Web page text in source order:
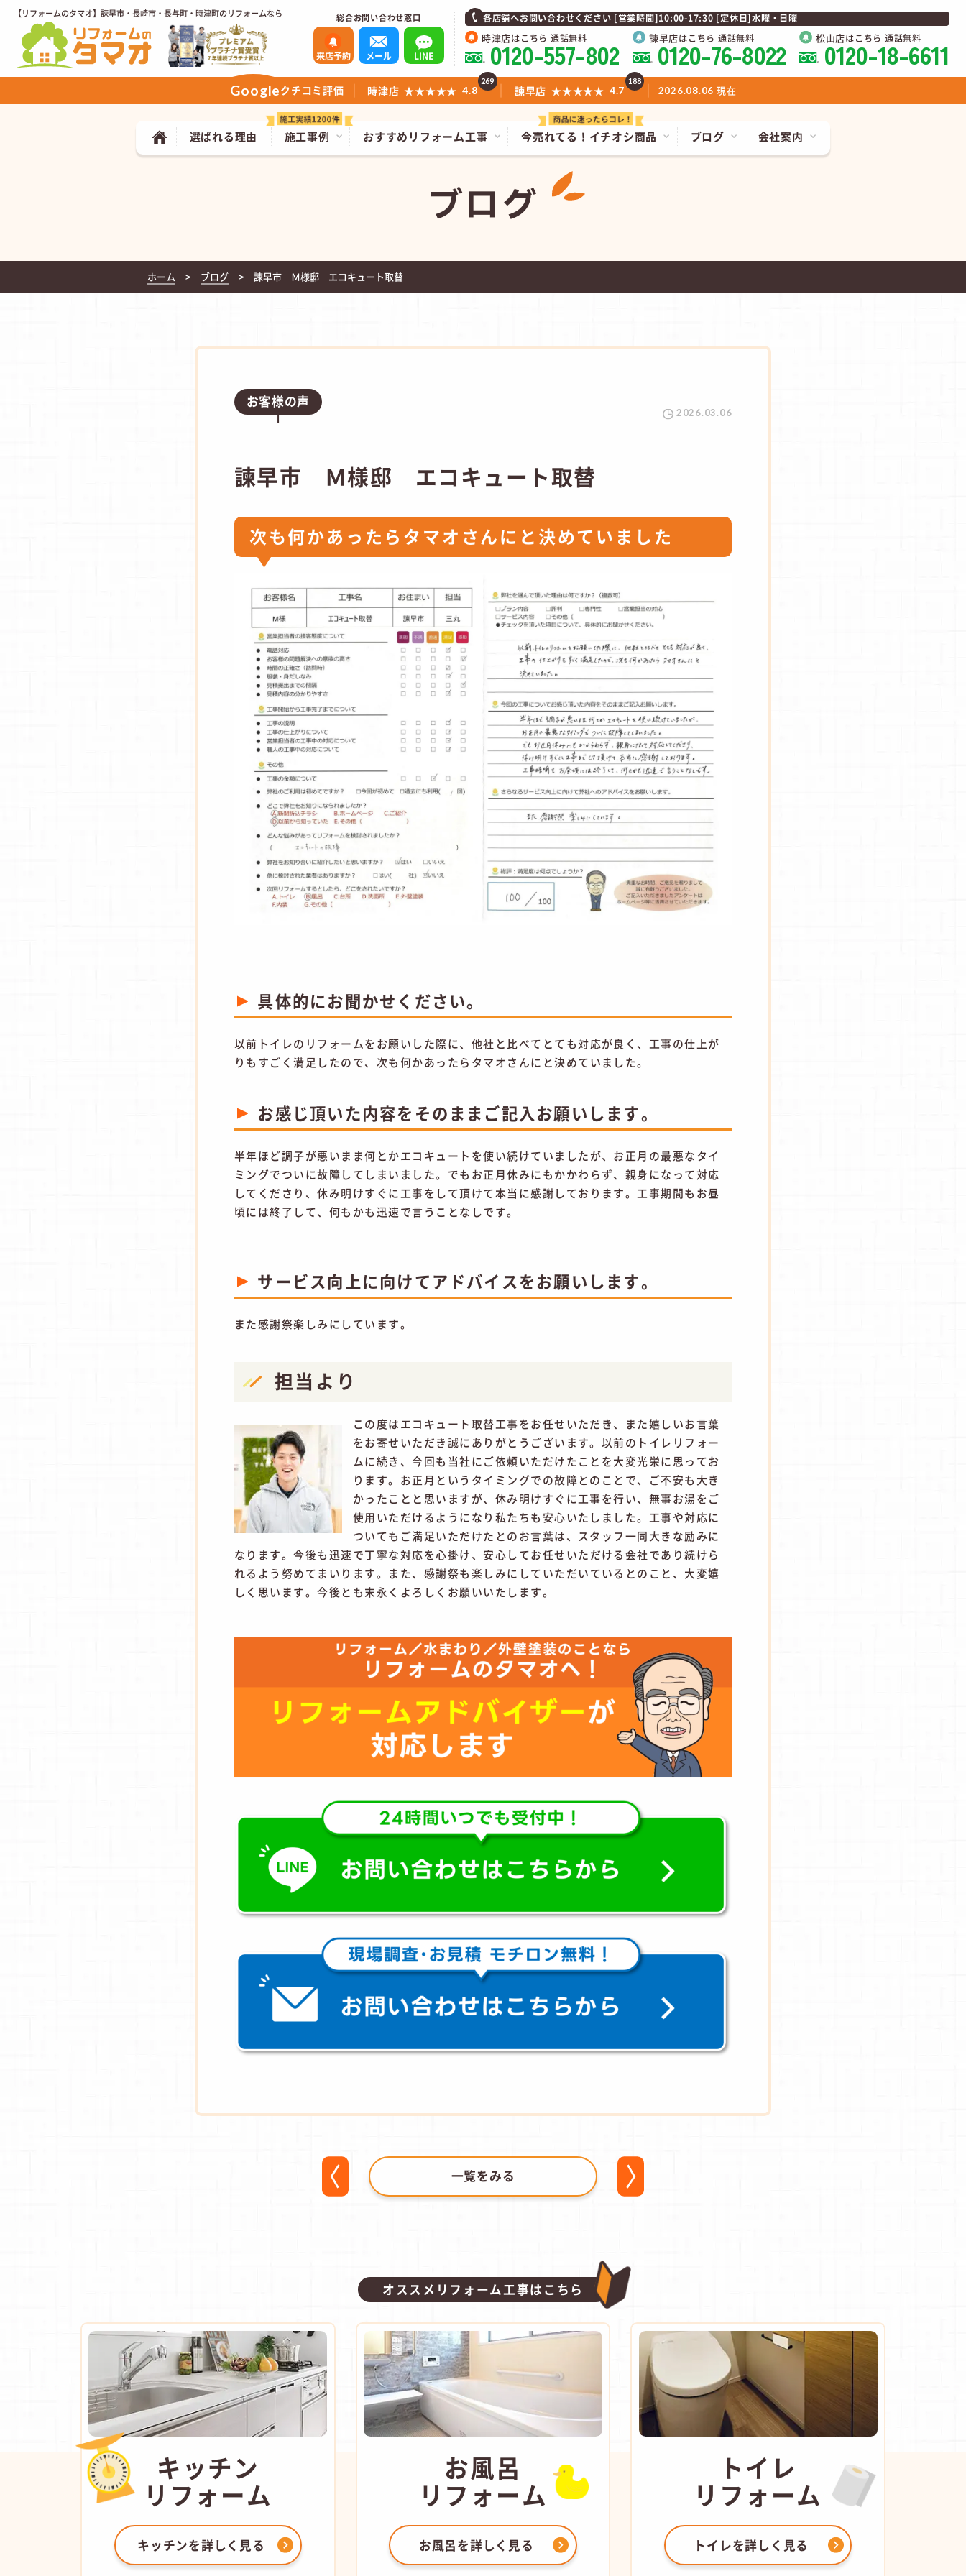
【リフォームのタマオ】諫早市・長崎市・長与町・時津町のリフォームなら 総合お問い合わせ窓口
来店予約 メール LINE
各店舗へお問い合わせください [営業時間]10:00-17:30 [定休日]水曜・日曜
時津店はこちら 通話無料
0120-557-802 諫早店はこちら 通話無料
0120-76-8022 松山店はこちら 通話無料
0120-18-6611
今売れてる！ イチオシ商品
施工事例 おすすめリフォーム工事
選ばれる理由 ブログ 会社案内
Googleクチコミ評価 時津店 ★★★★★ 4.8
269
諫早店 ★★★★★ 4.7
188
2026.08.06 現在
ブログ
ホーム ブログ 諫早市 Ｍ様邸 エコキュート取替
お客様の声
2026.03.06
諫早市 Ｍ様邸 エコキュート取替
次も何かあったらタマオさんにと決めていました
具体的にお聞かせください。
以前トイレのリフォームをお願いした際に、他社と比べてとても対応が良く、工事の仕上が
りもすごく満足したので、次も何かあったらタマオさんにと決めていました。
お感じ頂いた内容をそのままご記入お願いします。
半年ほど調子が悪いまま何とかエコキュートを使い続けていましたが、お正月の最悪なタイ
ミングでついに故障してしまいました。でもお正月休みにもかかわらず、親身になって対応
してくださり、休み明けすぐに工事をして頂けて本当に感謝しております。工事期間もお昼
頃には終了して、何もかも迅速で言うことなしです。
サービス向上に向けてアドバイスをお願いします。
また感謝祭楽しみにしています。
担当より
この度はエコキュート取替工事をお任せいただき、また嬉しいお言葉
をお寄せいただき誠にありがとうございます。以前のトイレリフォー
ムに続き、今回も当社にご依頼いただけたことを大変光栄に思ってお
ります。お正月というタイミングでの故障とのことで、ご不安も大き
かったことと思いますが、休み明けすぐに工事を行い、無事お湯をご
使用いただけるようになり私たちも安心いたしました。工事や対応に
ついてもご満足いただけたとのお言葉は、スタッフ一同大きな励みに
なります。今後も迅速で丁寧な対応を心掛け、安心してお任せいただける会社であり続けら
れるよう努めてまいります。また、感謝祭も楽しみにしていただいているとのこと、大変嬉
しく思います。今後とも末永くよろしくお願いいたします。
一覧をみる
オススメリフォーム工事はこちら
キッチン
リフォーム
キッチンを詳しく見る
お風呂
リフォーム
お風呂を詳しく見る
トイレ
リフォーム
トイレを詳しく見る